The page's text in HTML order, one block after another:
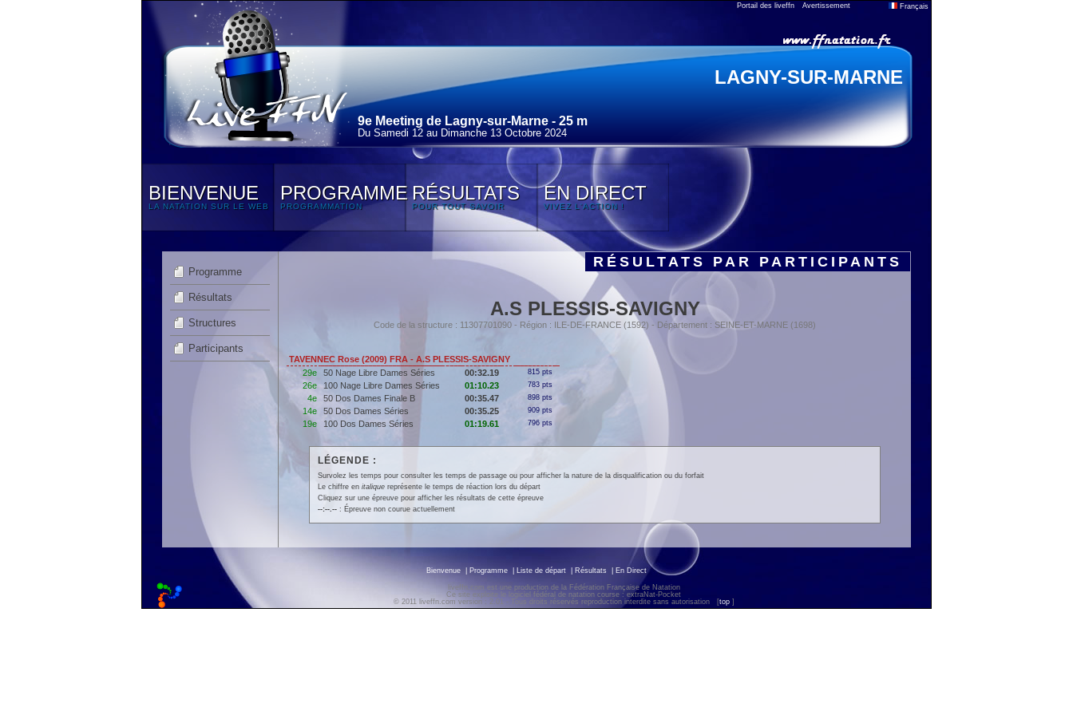
Portail des liveffn Avertissement Français
LAGNY-SUR-MARNE
9e Meeting de Lagny-sur-Marne - 25 m
Du Samedi 12 au Dimanche 13 Octobre 2024
BIENVENUE
LA NATATION SUR LE WEB
PROGRAMME
PROGRAMMATION
RÉSULTATS
POUR TOUT SAVOIR
EN DIRECT
VIVEZ L'ACTION !
Programme
Résultats
Structures
Participants
RÉSULTATS PAR PARTICIPANTS
A.S PLESSIS-SAVIGNY
Code de la structure : 11307701090 - Région : ILE-DE-FRANCE (1592) - Département : SEINE-ET-MARNE (1698)
TAVENNEC Rose (2009) FRA - A.S PLESSIS-SAVIGNY
29e
50 Nage Libre Dames Séries 00:32.19 815 pts
26e 100 Nage Libre Dames Séries 01:10.23 783 pts
4e 50 Dos Dames Finale B 00:35.47 898 pts
14e 50 Dos Dames Séries 00:35.25 909 pts
19e 100 Dos Dames Séries 01:19.61 796 pts
LÉGENDE :
Survolez les temps pour consulter les temps de passage ou pour afficher la nature de la disqualification ou du forfait
Le chiffre en italiquereprésente le temps de réaction lors du départ
Cliquez sur une épreuve pour afficher les résultats de cette épreuve
--:--.--: Épreuve non courue actuellement
Bienvenue Programme Liste de départ Résultats En Direct
liveffn.com est une production de la Fédération Française de Natation
Ce site exploite le logiciel fédéral de natation course : extraNat-Pocket
© 2011 liveffn.com version : 2.01 - Tous droits réservés reproduction interdite sans autorisation
[top ]